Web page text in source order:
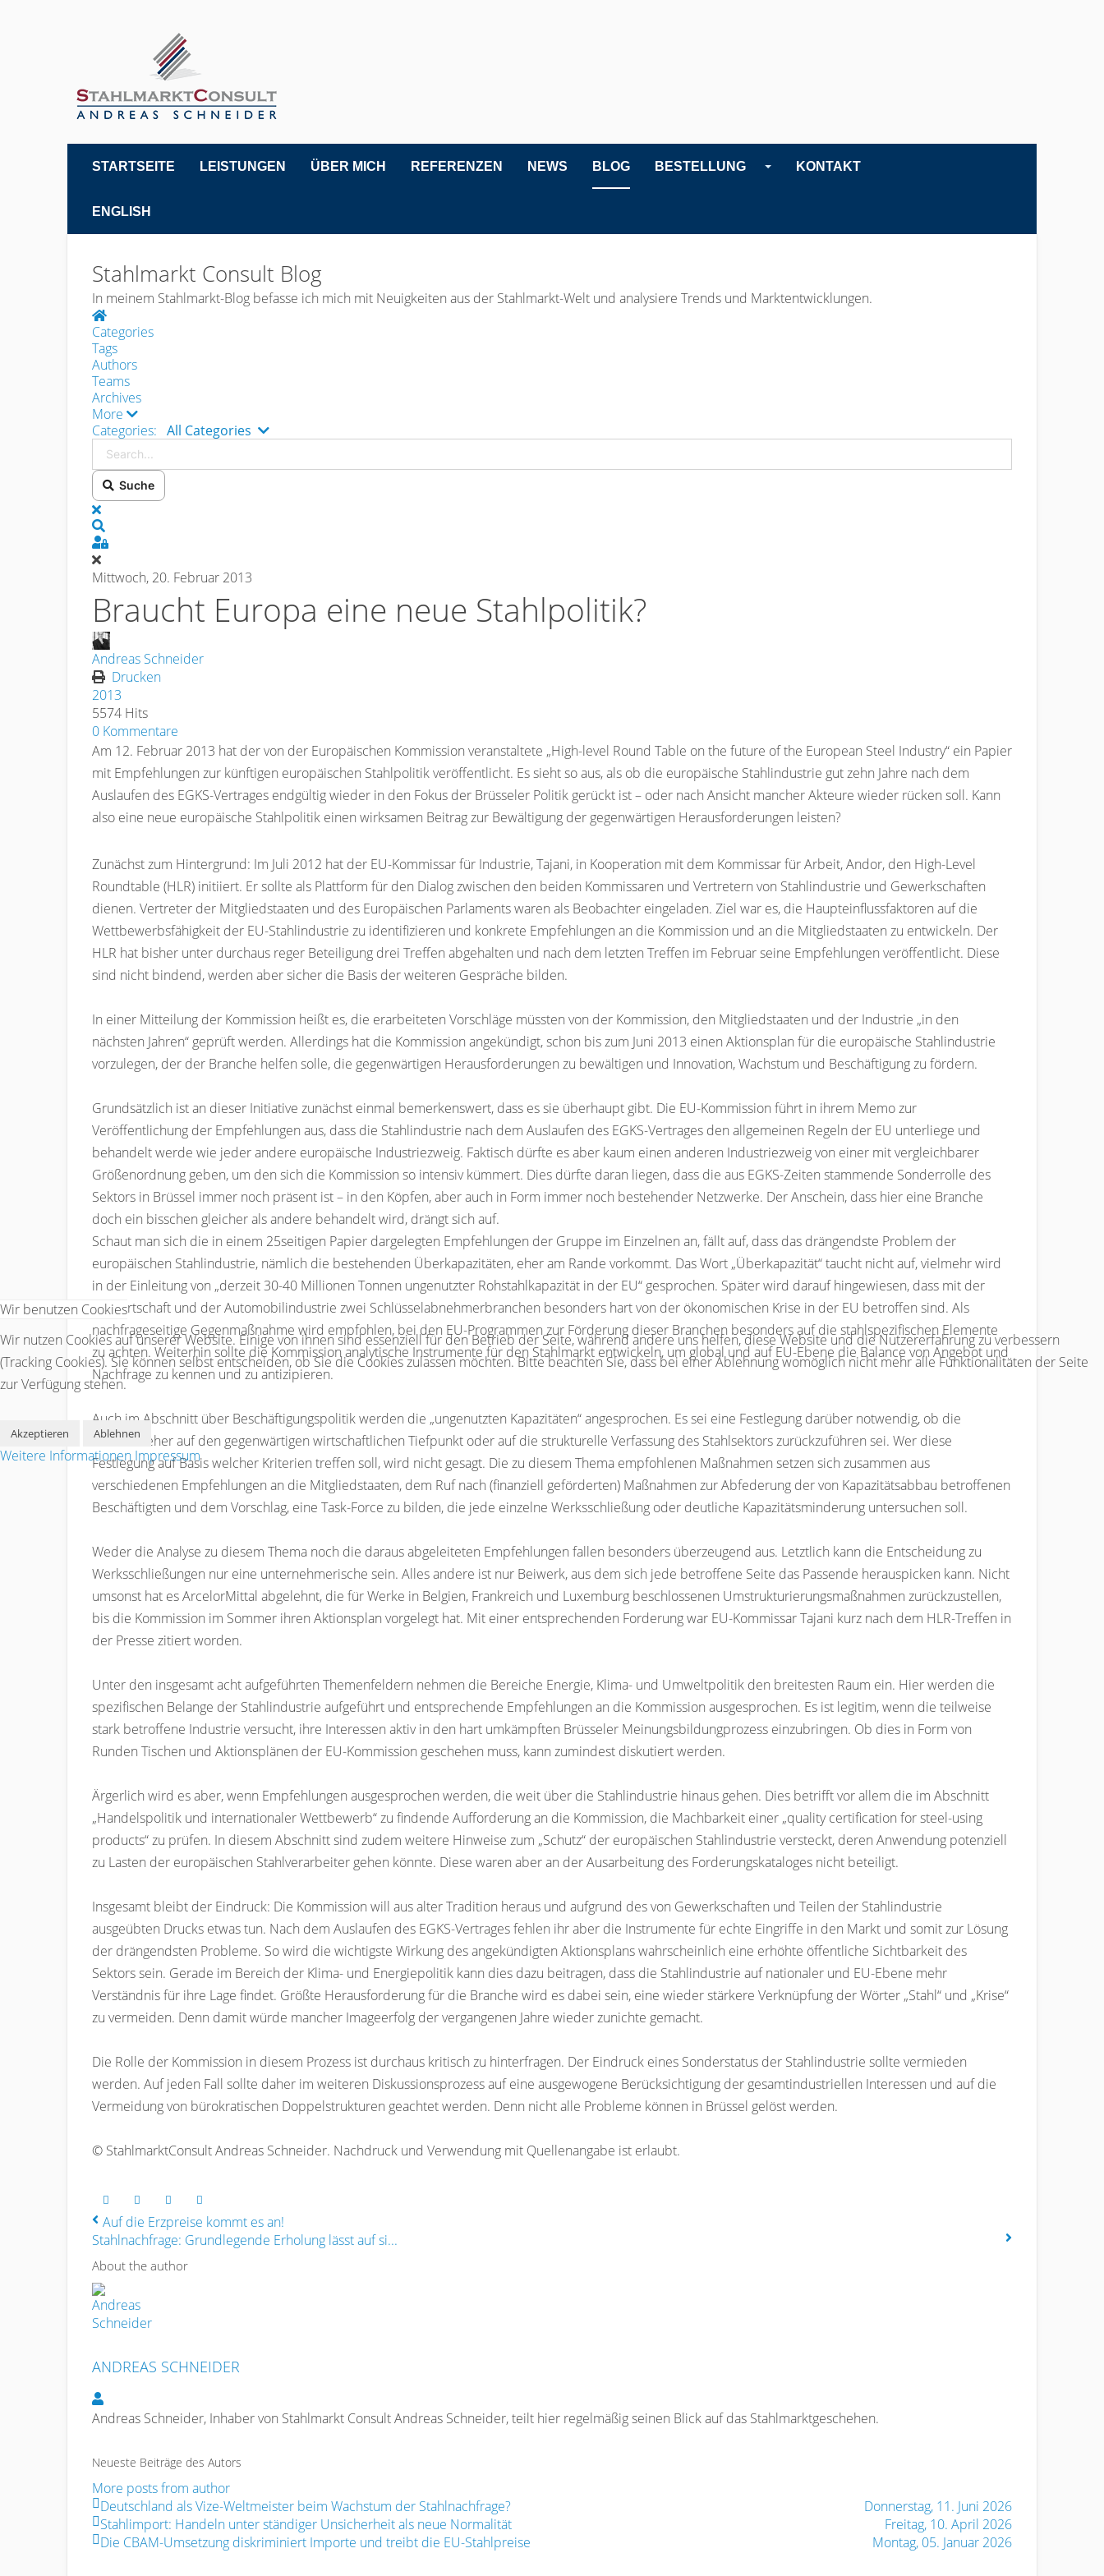
STARTSEITE LEISTUNGEN ÜBER MICH REFERENZEN NEWS BLOG BESTELLUNG KONTAKT
ENGLISH
Stahlmarkt Consult Blog
In meinem Stahlmarkt-Blog befasse ich mich mit Neuigkeiten aus der Stahlmarkt-Welt und analysiere Trends und Marktentwicklungen.
Home
Categories
Tags
Authors
Teams
Archives
More
Categories: All Categories Search...
Suche
x
Sign In
Mittwoch, 20. Februar 2013
Braucht Europa eine neue Stahlpolitik?
Andreas Schneider
Drucken
2013
5574 Hits
0 Kommentare
Am 12. Februar 2013 hat der von der Europäischen Kommission veranstaltete „High-level Round Table on the future of the European Steel Industry“ ein Papier
mit Empfehlungen zur künftigen europäischen Stahlpolitik veröffentlicht. Es sieht so aus, als ob die europäische Stahlindustrie gut zehn Jahre nach dem
Auslaufen des EGKS-Vertrages endgültig wieder in den Fokus der Brüsseler Politik gerückt ist – oder nach Ansicht mancher Akteure wieder rücken soll. Kann
also eine neue europäische Stahlpolitik einen wirksamen Beitrag zur Bewältigung der gegenwärtigen Herausforderungen leisten?
Zunächst zum Hintergrund: Im Juli 2012 hat der EU-Kommissar für Industrie, Tajani, in Kooperation mit dem Kommissar für Arbeit, Andor, den High-Level
Roundtable (HLR) initiiert. Er sollte als Plattform für den Dialog zwischen den beiden Kommissaren und Vertretern von Stahlindustrie und Gewerkschaften
dienen. Vertreter der Mitgliedstaaten und des Europäischen Parlaments waren als Beobachter eingeladen. Ziel war es, die Haupteinflussfaktoren auf die
Wettbewerbsfähigkeit der EU-Stahlindustrie zu identifizieren und konkrete Empfehlungen an die Kommission und an die Mitgliedstaaten zu entwickeln. Der
HLR hat bisher unter durchaus reger Beteiligung drei Treffen abgehalten und nach dem letzten Treffen im Februar seine Empfehlungen veröffentlicht. Diese
sind nicht bindend, werden aber sicher die Basis der weiteren Gespräche bilden.
In einer Mitteilung der Kommission heißt es, die erarbeiteten Vorschläge müssten von der Kommission, den Mitgliedstaaten und der Industrie „in den
nächsten Jahren“ geprüft werden. Allerdings hat die Kommission angekündigt, schon bis zum Juni 2013 einen Aktionsplan für die europäische Stahlindustrie
vorzulegen, der der Branche helfen solle, die gegenwärtigen Herausforderungen zu bewältigen und Innovation, Wachstum und Beschäftigung zu fördern.
Grundsätzlich ist an dieser Initiative zunächst einmal bemerkenswert, dass es sie überhaupt gibt. Die EU-Kommission führt in ihrem Memo zur
Veröffentlichung der Empfehlungen aus, dass die Stahlindustrie nach dem Auslaufen des EGKS-Vertrages den allgemeinen Regeln der EU unterliege und
behandelt werde wie jeder andere europäische Industriezweig. Faktisch dürfte es aber kaum einen anderen Industriezweig von einer mit vergleichbarer
Größenordnung geben, um den sich die Kommission so intensiv kümmert. Dies dürfte daran liegen, dass die aus EGKS-Zeiten stammende Sonderrolle des
Sektors in Brüssel immer noch präsent ist – in den Köpfen, aber auch in Form immer noch bestehender Netzwerke. Der Anschein, dass hier eine Branche
doch ein bisschen gleicher als andere behandelt wird, drängt sich auf.
Schaut man sich die in einem 25seitigen Papier dargelegten Empfehlungen der Gruppe im Einzelnen an, fällt auf, dass das drängendste Problem der
europäischen Stahlindustrie, nämlich die bestehenden Überkapazitäten, eher am Rande vorkommt. Das Wort „Überkapazität“ taucht nicht auf, vielmehr wird
in der Einleitung von „derzeit 30-40 Millionen Tonnen ungenutzter Rohstahlkapazität in der EU“ gesprochen. Später wird darauf hingewiesen, dass mit der
Bauwirtschaft und der Automobilindustrie zwei Schlüsselabnehmerbranchen besonders hart von der ökonomischen Krise in der EU betroffen sind. Als
nachfrageseitige Gegenmaßnahme wird empfohlen, bei den EU-Programmen zur Förderung dieser Branchen besonders auf die stahlspezifischen Elemente
zu achten. Weiterhin sollte die Kommission analytische Instrumente für den Stahlmarkt entwickeln, um global und auf EU-Ebene die Balance von Angebot und
Nachfrage zu kennen und zu antizipieren.
Auch im Abschnitt über Beschäftigungspolitik werden die „ungenutzten Kapazitäten“ angesprochen. Es sei eine Festlegung darüber notwendig, ob die
Situation eher auf den gegenwärtigen wirtschaftlichen Tiefpunkt oder auf die strukturelle Verfassung des Stahlsektors zurückzuführen sei. Wer diese
Festlegung auf Basis welcher Kriterien treffen soll, wird nicht gesagt. Die zu diesem Thema empfohlenen Maßnahmen setzen sich zusammen aus
verschiedenen Empfehlungen an die Mitgliedstaaten, dem Ruf nach (finanziell geförderten) Maßnahmen zur Abfederung der von Kapazitätsabbau betroffenen
Beschäftigten und dem Vorschlag, eine Task-Force zu bilden, die jede einzelne Werksschließung oder deutliche Kapazitätsminderung untersuchen soll.
Weder die Analyse zu diesem Thema noch die daraus abgeleiteten Empfehlungen fallen besonders überzeugend aus. Letztlich kann die Entscheidung zu
Werksschließungen nur eine unternehmerische sein. Alles andere ist nur Beiwerk, aus dem sich jede betroffene Seite das Passende herauspicken kann. Nicht
umsonst hat es ArcelorMittal abgelehnt, die für Werke in Belgien, Frankreich und Luxemburg beschlossenen Umstrukturierungsmaßnahmen zurückzustellen,
bis die Kommission im Sommer ihren Aktionsplan vorgelegt hat. Mit einer entsprechenden Forderung war EU-Kommissar Tajani kurz nach dem HLR-Treffen in
der Presse zitiert worden.
Unter den insgesamt acht aufgeführten Themenfeldern nehmen die Bereiche Energie, Klima- und Umweltpolitik den breitesten Raum ein. Hier werden die
spezifischen Belange der Stahlindustrie aufgeführt und entsprechende Empfehlungen an die Kommission ausgesprochen. Es ist legitim, wenn die teilweise
stark betroffene Industrie versucht, ihre Interessen aktiv in den hart umkämpften Brüsseler Meinungsbildungprozess einzubringen. Ob dies in Form von
Runden Tischen und Aktionsplänen der EU-Kommission geschehen muss, kann zumindest diskutiert werden.
Ärgerlich wird es aber, wenn Empfehlungen ausgesprochen werden, die weit über die Stahlindustrie hinaus gehen. Dies betrifft vor allem die im Abschnitt
„Handelspolitik und internationaler Wettbewerb“ zu findende Aufforderung an die Kommission, die Machbarkeit einer „quality certification for steel-using
products“ zu prüfen. In diesem Abschnitt sind zudem weitere Hinweise zum „Schutz“ der europäischen Stahlindustrie versteckt, deren Anwendung potenziell
zu Lasten der europäischen Stahlverarbeiter gehen könnte. Diese waren aber an der Ausarbeitung des Forderungskataloges nicht beteiligt.
Insgesamt bleibt der Eindruck: Die Kommission will aus alter Tradition heraus und aufgrund des von Gewerkschaften und Teilen der Stahlindustrie
ausgeübten Drucks etwas tun. Nach dem Auslaufen des EGKS-Vertrages fehlen ihr aber die Instrumente für echte Eingriffe in den Markt und somit zur Lösung
der drängendsten Probleme. So wird die wichtigste Wirkung des angekündigten Aktionsplans wahrscheinlich eine erhöhte öffentliche Sichtbarkeit des
Sektors sein. Gerade im Bereich der Klima- und Energiepolitik kann dies dazu beitragen, dass die Stahlindustrie auf nationaler und EU-Ebene mehr
Verständnis für ihre Lage findet. Größte Herausforderung für die Branche wird es dabei sein, eine wieder stärkere Verknüpfung der Wörter „Stahl“ und „Krise“
zu vermeiden. Denn damit würde mancher Imageerfolg der vergangenen Jahre wieder zunichte gemacht.
Die Rolle der Kommission in diesem Prozess ist durchaus kritisch zu hinterfragen. Der Eindruck eines Sonderstatus der Stahlindustrie sollte vermieden
werden. Auf jeden Fall sollte daher im weiteren Diskussionsprozess auf eine ausgewogene Berücksichtigung der gesamtindustriellen Interessen und auf die
Vermeidung von bürokratischen Doppelstrukturen geachtet werden. Denn nicht alle Probleme können in Brüssel gelöst werden.
© StahlmarktConsult Andreas Schneider. Nachdruck und Verwendung mit Quellenangabe ist erlaubt.
Auf die Erzpreise kommt es an!
Stahlnachfrage: Grundlegende Erholung lässt auf si...
About the author
ANDREAS SCHNEIDER
Andreas Schneider
Andreas Schneider, Inhaber von Stahlmarkt Consult Andreas Schneider, teilt hier regelmäßig seinen Blick auf das Stahlmarktgeschehen.
Neueste Beiträge des Autors
More posts from author
Donnerstag, 11. Juni 2026
Deutschland als Vize-Weltmeister beim Wachstum der Stahlnachfrage?
Freitag, 10. April 2026
Stahlimport: Handeln unter ständiger Unsicherheit als neue Normalität
Montag, 05. Januar 2026
Die CBAM-Umsetzung diskriminiert Importe und treibt die EU-Stahlpreise
Wir benutzen Cookies
Wir nutzen Cookies auf unserer Website. Einige von ihnen sind essenziell für den Betrieb der Seite, während andere uns helfen, diese Website und die Nutzererfahrung zu verbessern
(Tracking Cookies). Sie können selbst entscheiden, ob Sie die Cookies zulassen möchten. Bitte beachten Sie, dass bei einer Ablehnung womöglich nicht mehr alle Funktionalitäten der Seite
zur Verfügung stehen.
Akzeptieren Ablehnen
Weitere Informationen Impressum